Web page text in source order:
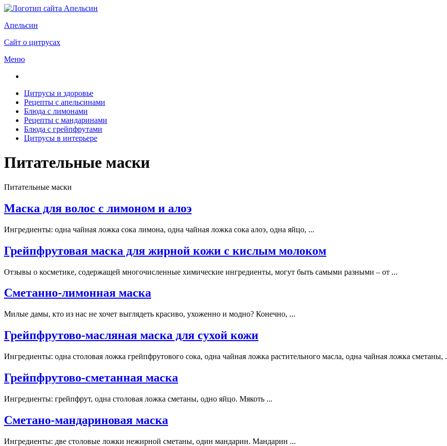
Апельсин
Сайт о цитрусах
Меню
Цитрусы и здоровье
Рецепты с апельсинами
Блюда с лимонами
Рецепты с мандаринами
Блюда с грейпфрутами
Цитрусы в интерьере
Питательные маски
Питательные маски
Маска для волос с лимоном и алоэ
Ингредиенты: одна чайная ложка сока лимона, одна чайная ложка сока алоэ, одна яйцо, ...
Грейпфрутовая маска для жирной кожи с кислым молоком
Отзывы о косметике, содержащей многочисленные химические ингредиенты, могут быть самыми разными – от ...
Сметанно-лимонная маска
Милые дамы, кто из нас не хочет выглядеть красиво, ухоженно и модно? Конечно, ...
Грейпфрутово-масляная маска для сухой кожи
Ингредиенты: одна столовая ложка грейпфрутового сока, одна чайная ложка растительного масла, одна чайная ложка сметаны,
Грейпфрутово-сметанная маска
Ингредиенты: грейпфрут, одна столовая ложка сметаны, одно яйцо. Мякоть ...
Сметано-мандариновая маска
Ингредиенты: две столовые ложки нежирной сметаны, один мандарин. Мандарин ...